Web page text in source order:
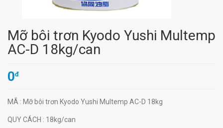
Mỡ bôi trơn Kyodo Yushi Multemp
AC-D 18kg/can
0đ
MÃ : Mỡ bôi trơn Kyodo Yushi Multemp AC-D 18kg
QUY CÁCH : 18kg/can